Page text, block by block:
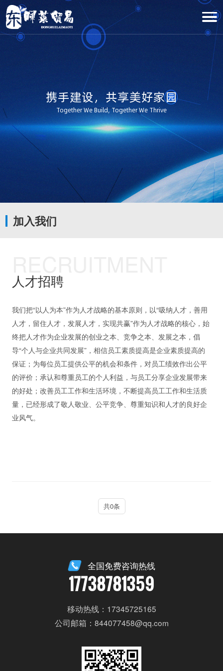
携手建设，共享美好家园
Together We Build, Together We Thrive
加入我们
人才招聘
我们把“以人为本”作为人才战略的基本原则，以“吸纳人才，善用
人才，留住人才，发展人才，实现共赢”作为人才战略的核心，始
终把人才作为企业发展的创业之本、竞争之本、发展之本，倡
导“个人与企业共同发展”，相信员工素质提高是企业素质提高的
保证；为每位员工提供公平的机会和条件，对员工绩效作出公平
的评价；承认和尊重员工的个人利益，与员工分享企业发展带来
的好处；改善员工工作和生活环境，不断提高员工工作和生活质
量，已经形成了敬人敬业、公平竞争、尊重知识和人才的良好企
业风气。
共0条
全国免费咨询热线
17738781359
移动热线：17345725165
公司邮箱：844077458@qq.com